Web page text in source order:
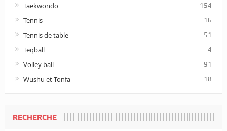
Taekwondo 154
Tennis 16
Tennis de table 51
Teqball 4
Volley ball 91
Wushu et Tonfa 18
RECHERCHE